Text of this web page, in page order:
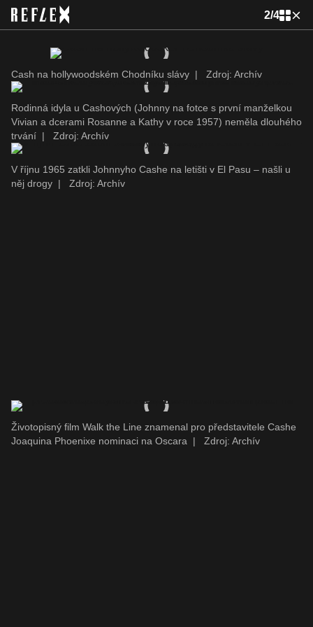
2/4
Cash na hollywoodském Chodníku slávy | Zdroj: Archív
Rodinná idyla u Cashových (Johnny na fotce s první manželkou
Vivian a dcerami Rosanne a Kathy v roce 1957) neměla dlouhého
trvání | Zdroj: Archív
V říjnu 1965 zatkli Johnnyho Cashe na letišti v El Pasu – našli u
něj drogy | Zdroj: Archív
Životopisný film Walk the Line znamenal pro představitele Cashe
Joaquina Phoenixe nominaci na Oscara
| Zdroj: Archív